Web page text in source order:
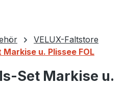
VELUX-Faltstore
u. Plissee FOL
Set Markise u.